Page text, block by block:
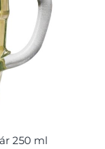
250 ml